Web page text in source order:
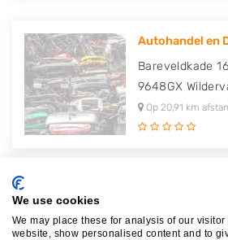
Autohandel en
Bareveldkade
9648GX
Op 20,91 km
Plaatsen in de buurt
We use cookies
We may place these for analysis of our
website, show personalised content and to